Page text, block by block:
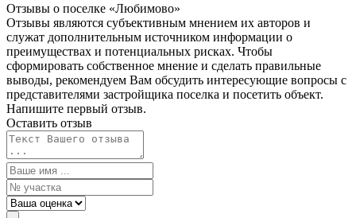
Отзывы о поселке «Любимово»
Отзывы являются субъективным мнением их авторов и
служат дополнительным источником информации о
преимуществах и потенциальных рисках. Чтобы
сформировать собственное мнение и сделать правильные
выводы, рекомендуем Вам обсудить интересующие вопросы с
представителями застройщика поселка и посетить объект.
Напишите первый отзыв.
Оставить отзыв